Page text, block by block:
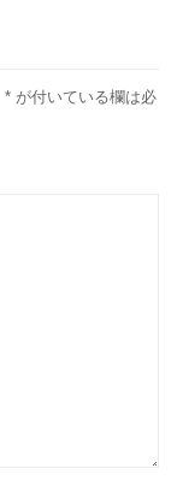
* が付いている欄は必